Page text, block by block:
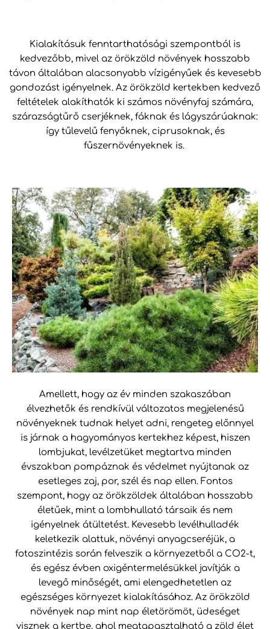
Kialakításuk fenntarthatósági szempontból is
kedvezőbb, mivel az örökzöld növények hosszabb
távon általában alacsonyabb vízigényűek és kevesebb
gondozást igényelnek. Az örökzöld kertekben kedvező
feltételek alakíthatók ki számos növényfaj számára,
szárazságtűrő cserjéknek, fáknak és lágyszárúaknak:
így tűlevelű fenyőknek, ciprusoknak, és
fűszernövényeknek is.
Amellett, hogy az év minden szakaszában
élvezhetők és rendkívül változatos megjelenésű
növényeknek tudnak helyet adni, rengeteg előnnyel
is járnak a hagyományos kertekhez képest, hiszen
lombjukat, levélzetüket megtartva minden
évszakban pompáznak és védelmet nyújtanak az
esetleges zaj, por, szél és nap ellen. Fontos
szempont, hogy az örökzöldek általában hosszabb
életűek, mint a lombhullató társaik és nem
igényelnek átültetést. Kevesebb levélhulladék
keletkezik alattuk, növényi anyagcseréjük, a
fotoszintézis során felveszik a környezetből a CO2-t,
és egész évben oxigéntermelésükkel javítják a
levegő minőségét, ami elengedhetetlen az
egészséges környezet kialakításához. Az örökzöld
növények nap mint nap életörömöt, üdeséget
visznek a kertbe, ahol megtapasztalható a zöld élet